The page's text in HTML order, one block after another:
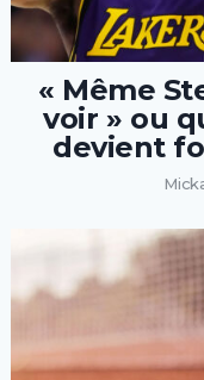
« Même
voir » ou
devient